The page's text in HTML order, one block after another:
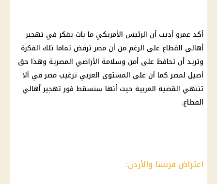
أكد عمرو أديب أن الرئيس الأمريكي ما بات يفكر في تهجير
أهالي القطاع على الرغم من أن مصر ترفض تماما تلك الفكرة
وتريد أن تحافظ على أمن وسلامة الأراضي المصرية وهذا حق
أصيل لمصر كما أن على المستوى العربي ترغيب مصر في ألا
تنتهي القضية العربية حيث أنها ستسقط فور تهجير أهالي
القطاع.
اعتراض فرنسا والأردن: